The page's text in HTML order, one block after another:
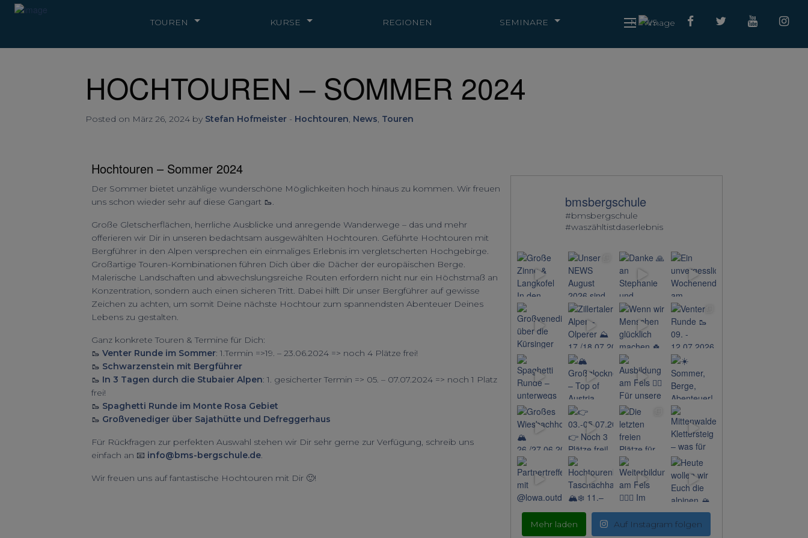
TOUREN KURSE REGIONEN SEMINARE NEWS
HOCHTOUREN – SOMMER 2024
Posted on März 26, 2024 by Stefan Hofmeister - Hochtouren, News, Touren
Hochtouren – Sommer 2024
Der Sommer bietet unzählige wunderschöne Möglichkeiten hoch hinaus zu kommen. Wir freuen
uns schon wieder sehr auf diese Gangart 🥾.
Große Gletscherflächen, herrliche Ausblicke und anregende Wanderwege – das und mehr
offerieren wir Dir in unseren bedachtsam ausgewählten Hochtouren. Geführte Hochtouren mit
Bergführer in den Alpen versprechen ein einmaliges Erlebnis im vergletscherten Hochgebirge.
Großartige Touren-Kombinationen führen Dich über die Dächer der europäischen Berge.
Malerische Landschaften und abwechslungsreiche Routen erfordern nicht nur ein Höchstmaß an
Konzentration, sondern auch einen sicheren Tritt. Dabei hilft Dir unser Bergführer auf gewisse
Zeichen zu achten, um somit Deine nächste Hochtour zum spannendsten Abenteuer Deines
Lebens zu gestalten.
Ganz konkrete Touren & Termine für Dich:
🥾 Venter Runde im Sommer: 1.Termin =>19. – 23.06.2024 => noch 4 Plätze frei!
🥾 Schwarzenstein mit Bergführer
🥾 In 3 Tagen durch die Stubaier Alpen: 1. gesicherter Termin => 05. – 07.07.2024 => noch 1 Platz
frei!
🥾 Spaghetti Runde im Monte Rosa Gebiet
🥾 Großvenediger über Sajathütte und Defreggerhaus
Für Rückfragen zur perfekten Auswahl stehen wir Dir sehr gerne zur Verfügung, schreib uns
einfach an 📧 info@bms-bergschule.de.
Wir freuen uns auf fantastische Hochtouren mit Dir 🙂!
bmsbergschule
#bmsbergschule
#waszähltistdaserlebnis
Mehr laden Auf Instagram folgen